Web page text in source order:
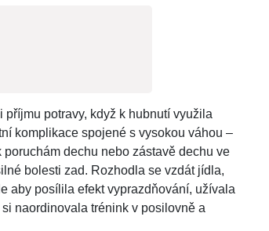
potravy, když k hubnutí využila
komplikace spojené s vysokou váhou –
dechu nebo zástavě dechu ve
bolesti zad. Rozhodla se vzdát jídla,
aby posílila efekt vyprazdňování, užívala
naordinovala trénink v posilovně a